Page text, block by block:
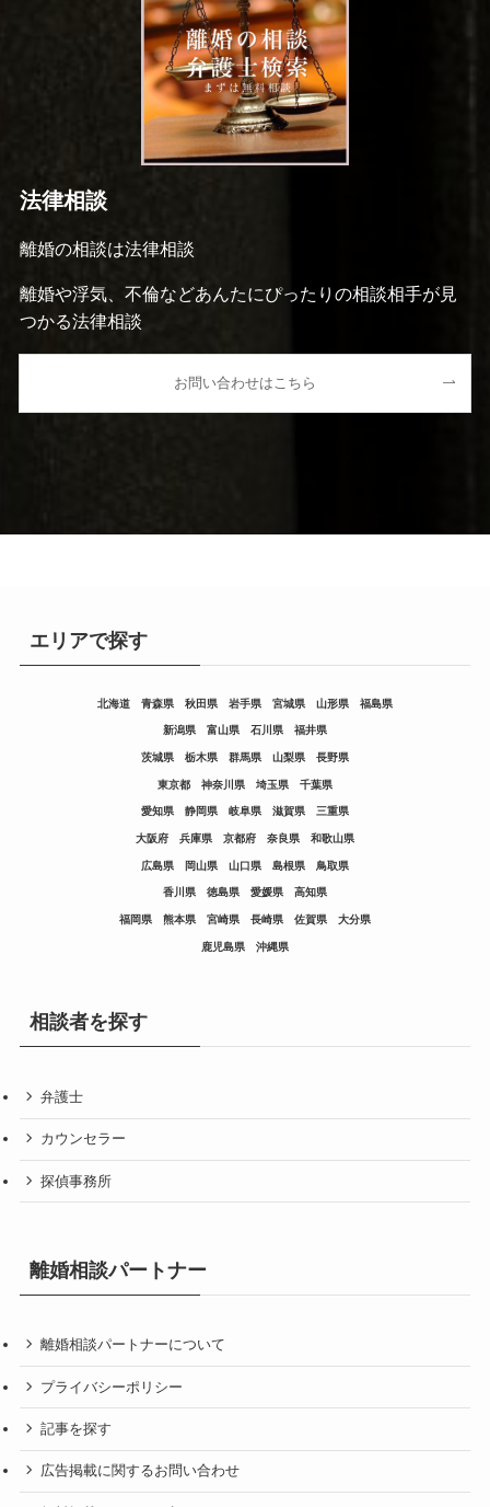
法律相談
離婚の相談は法律相談
離婚や浮気、不倫などあんたにぴったりの相談相手が見
つかる法律相談
お問い合わせはこちら
エリアで探す
北海道 青森県 秋田県 岩手県 宮城県 山形県 福島県
新潟県 富山県 石川県 福井県
茨城県 栃木県 群馬県 山梨県 長野県
東京都 神奈川県 埼玉県 千葉県
愛知県 静岡県 岐阜県 滋賀県 三重県
大阪府 兵庫県 京都府 奈良県 和歌山県
広島県 岡山県 山口県 島根県 鳥取県
香川県 徳島県 愛媛県 高知県
福岡県 熊本県 宮崎県 長崎県 佐賀県 大分県
鹿児島県 沖縄県
相談者を探す
弁護士
カウンセラー
探偵事務所
離婚相談パートナー
離婚相談パートナーについて
プライバシーポリシー
記事を探す
広告掲載に関するお問い合わせ